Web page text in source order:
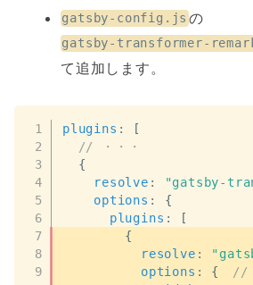
gatsby-config.js の
gatsby-transformer-
て追加します。
plugins :
[
// ・・・
{
resolve : "gatsby-
options :
{
plugins :
[
{
resolve :
options : {
//